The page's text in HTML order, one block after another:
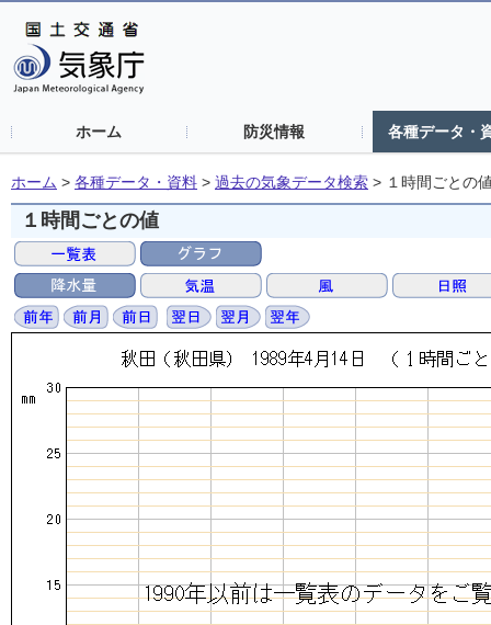
ホーム 防災情報 各種データ・
ホーム > 各種データ・資料 > 過去の気象データ検索 > １時間ごとの
１時間ごとの値